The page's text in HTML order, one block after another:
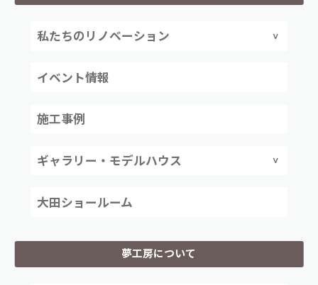
私たちのリノベーション
イベント情報
施工事例
ギャラリー・モデルハウス
大田ショールーム
夢工房について